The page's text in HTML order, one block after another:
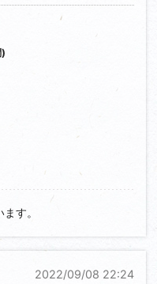
す。
2022/09/08 22:24